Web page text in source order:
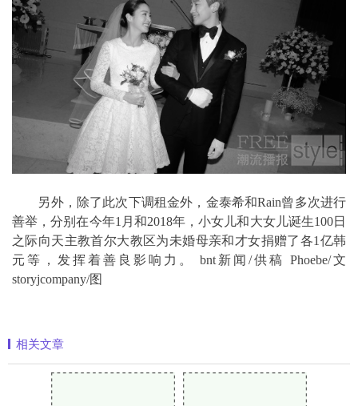
另外，除了此次下调租金外，金泰希和Rain曾多次进行
善举，分别在今年1月和2018年，小女儿和大女儿诞生100日
之际向天主教首尔大教区为未婚母亲和才女捐赠了各1亿韩
元等，发挥着善良影响力。 bnt新闻/供稿 Phoebe/文
storyjcompany/图
相关文章